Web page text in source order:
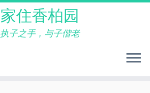
家住香柏园
执子之手，与子偕老